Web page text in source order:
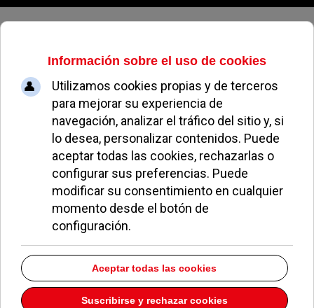
Viernes, 07 de agosto de 2026
Nuevos contenedores para
reciclar aceite doméstico en las
calles de Pozuelo
PATRICIA RIVERA NOTICIAS DE POZUELO 29 ABRIL 2010
A partir de ahora los pozueleros cuentan con estos
contenedoresen las calles del municipioy el
Ayuntamiento se hará cargo de su recogida de
manera gratuita.